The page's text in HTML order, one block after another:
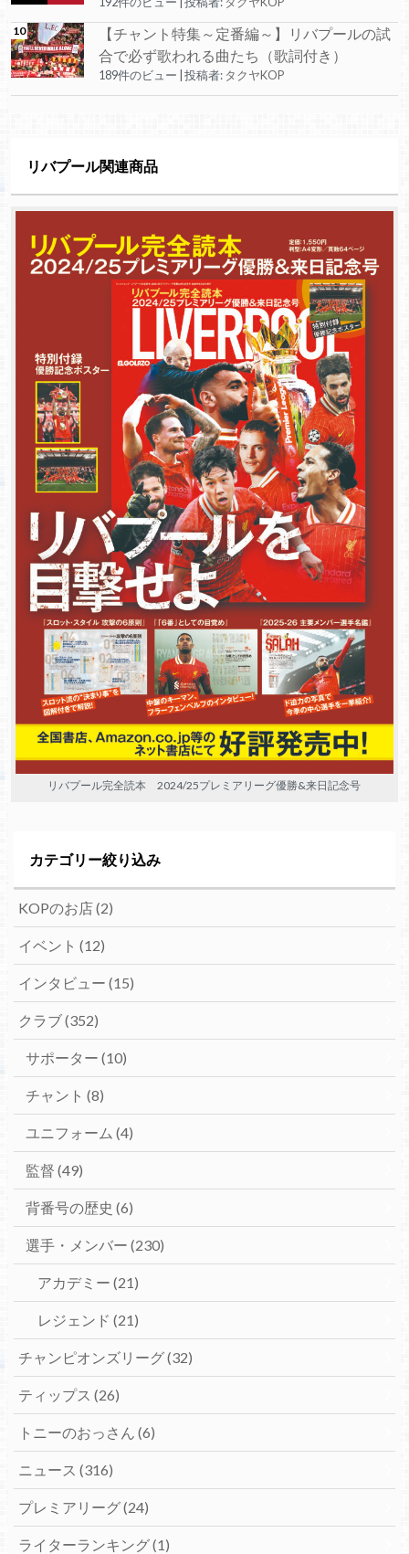
【チャント特集～定番編～】リバプールの試
合で必ず歌われる曲たち（歌詞付き）
189件のビュー 投稿者: タクヤKOP
リバプール関連商品
リバプール完全読本 2024/25プレミアリーグ優勝&来日記念号
カテゴリー絞り込み
KOPのお店(2)
イベント (12)
インタビュー (15)
クラブ(352)
サポーター (10)
チャント (8)
ユニフォーム (4)
監督 (49)
背番号の歴史 (6)
選手・メンバー (230)
アカデミー (21)
レジェンド (21)
チャンピオンズリーグ(32)
ティップス (26)
トニーのおっさん (6)
ニュース (316)
プレミアリーグ(24)
ライターランキング(1)